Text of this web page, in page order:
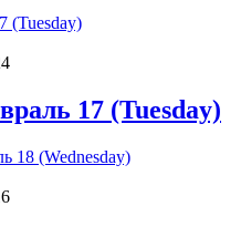
17 (Tuesday)